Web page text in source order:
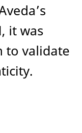
it was
to validate